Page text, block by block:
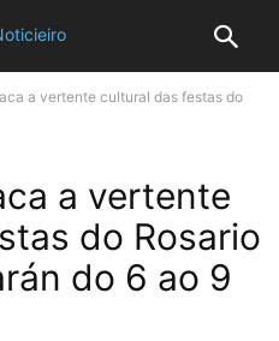
a vertente cultural das festas do
a vertente
do Rosario
do 6 ao 9